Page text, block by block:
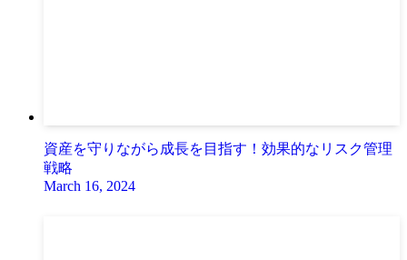
資産を守りながら成長を目指す！効果的なリスク管理
戦略
March 16, 2024